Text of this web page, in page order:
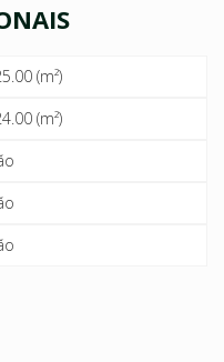
(m²)
(m²)